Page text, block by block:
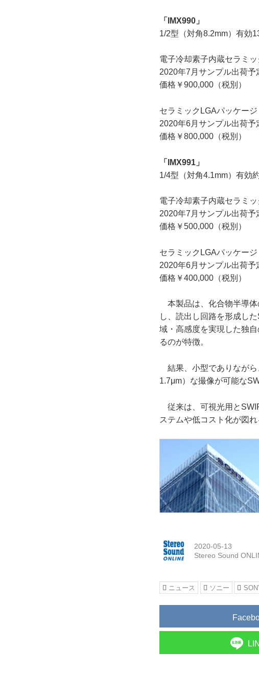
「IMX990」
1/2型（対角8.2mm）有効
電子冷却素子内蔵セラミ
2020年7月サンプル出荷予
価格￥900,000（税別）
セラミックLGAパッケージ
2020年6月サンプル出荷予
価格￥800,000（税別）
「IMX991」
1/4型（対角4.1mm）有効
電子冷却素子内蔵セラミ
2020年7月サンプル出荷予
価格￥500,000（税別）
セラミックLGAパッケージ
2020年6月サンプル出荷予
価格￥400,000（税別）
本製品は、化合物半導体
し、読出し回路を形成し
域・高感度を実現した独
るのが特徴。
結果、小型でありながら
1.7μm）な撮像が可能な
従来は、可視光用と
ステムや低コスト化が図れ
2020-05-13
Stereo Sound
ニュース ソニー